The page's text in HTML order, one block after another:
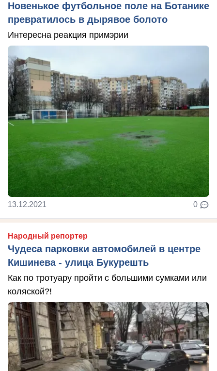
Новенькое футбольное поле на Ботанике
превратилось в дырявое болото
Интересна реакция примэрии
13.12.2021 0
Народный репортер
Чудеса парковки автомобилей в центре
Кишинева - улица Букурешть
Как по тротуару пройти с большими сумками или
коляской?!